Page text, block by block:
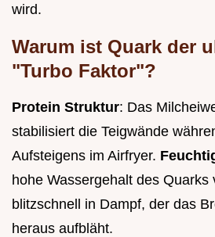
wird.
Warum ist Quark der
"Turbo Faktor"?
Protein Struktur: Das
stabilisiert die Teigwände
Aufsteigens im Airfryer.
hohe Wassergehalt des Quarks
blitzschnell in Dampf, der das
heraus aufbläht.